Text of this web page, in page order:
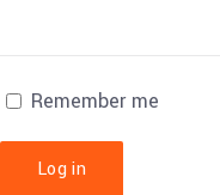
Remember me
Log in